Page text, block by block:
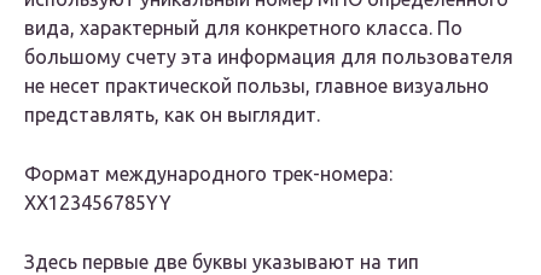
вида, характерный для конкретного класса. По
большому счету эта информация для пользователя
не несет практической пользы, главное визуально
представлять, как он выглядит.
Формат международного трек-номера:
XX123456785YY
Здесь первые две буквы указывают на тип